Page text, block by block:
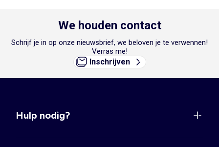
We houden contact
Schrijf je in op onze nieuwsbrief, we beloven je te verwennen!
Verras me!
Inschrijven
Hulp nodig?